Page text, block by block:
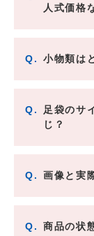
人式価格
Q. 小物類は
Q.
足袋のサ
じ？
Q. 画像と実
Q. 商品の状